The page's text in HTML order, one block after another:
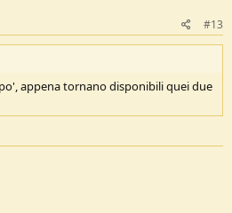
#13
appena tornano disponibili quei due